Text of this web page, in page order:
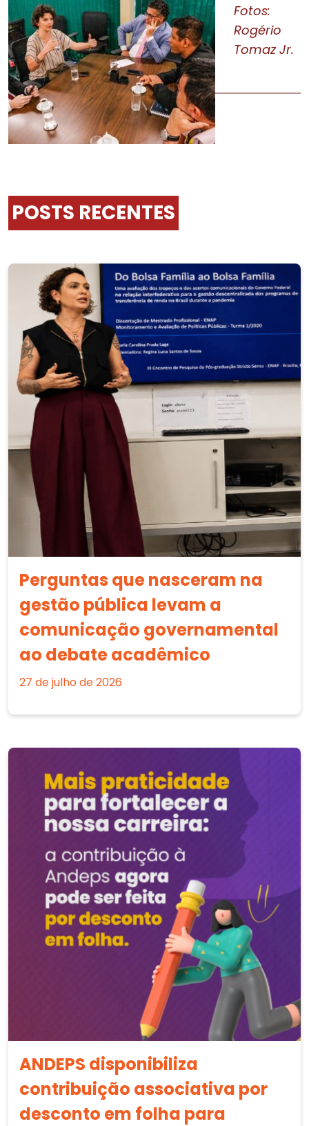
Fotos:
Rogério
Tomaz Jr.
POSTS RECENTES
Perguntas que nasceram na
gestão pública levam a
comunicação governamental
ao debate acadêmico
27 de julho de 2026
ANDEPS disponibiliza
contribuição associativa por
desconto em folha para